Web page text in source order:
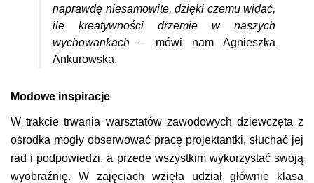
naprawdę niesamowite, dzięki czemu widać,
ile kreatywności drzemie w naszych
wychowankach – mówi nam Agnieszka
Ankurowska.
Modowe inspiracje
W trakcie trwania warsztatów zawodowych dziewczęta z
ośrodka mogły obserwować pracę projektantki, słuchać jej
rad i podpowiedzi, a przede wszystkim wykorzystać swoją
wyobraźnię. W zajęciach wzięła udział głównie klasa